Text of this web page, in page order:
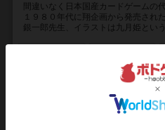
間違いなく日本国産カードゲームの
１９８０年代に翔企画から発売され
銀一郎先生、イラストは九月姫とい
経験あり